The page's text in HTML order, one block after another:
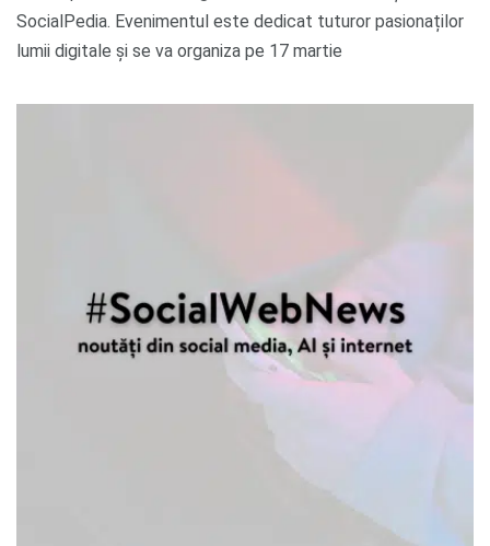
SocialPedia. Evenimentul este dedicat tuturor pasionaților
lumii digitale și se va organiza pe 17 martie